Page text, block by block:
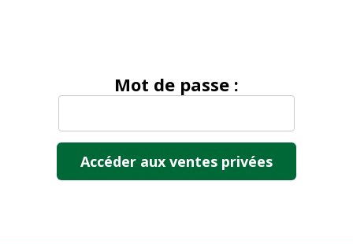
Mot de passe :